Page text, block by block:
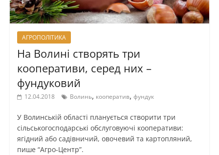
АГРОПОЛІТИКА
На Волині створять три
кооперативи, серед них –
фундуковий
12.04.2018 Волинь, кооператив, фундук
У Волинській області планується створити три
сільськогосподарські обслуговуючі кооперативи:
ягідний або садівничий, овочевий та картопляний,
пише “Агро-Центр”.